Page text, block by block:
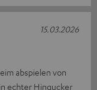
abspielen von
echter Hingucker
15.03.2026